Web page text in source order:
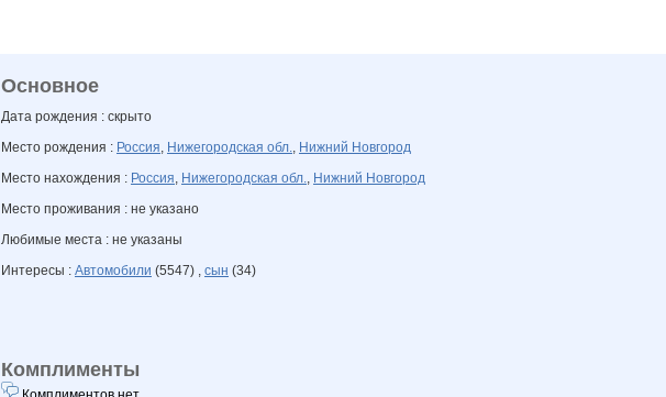
Основное
Дата рождения : скрыто
Место рождения : Россия, Нижегородская обл., Нижний Новгород
Место нахождения : Россия, Нижегородская обл., Нижний Новгород
Место проживания : не указано
Любимые места : не указаны
Интересы : Автомобили (5547) , сын (34)
Комплименты